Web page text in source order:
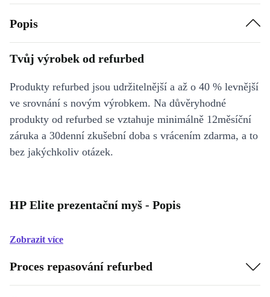
Popis
Tvůj výrobek od refurbed
Produkty refurbed jsou udržitelnější a až o 40 % levnější
ve srovnání s novým výrobkem. Na důvěryhodné
produkty od refurbed se vztahuje minimálně 12měsíční
záruka a 30denní zkušební doba s vrácením zdarma, a to
bez jakýchkoliv otázek.
HP Elite prezentační myš - Popis
Zobrazit více
Proces repasování refurbed